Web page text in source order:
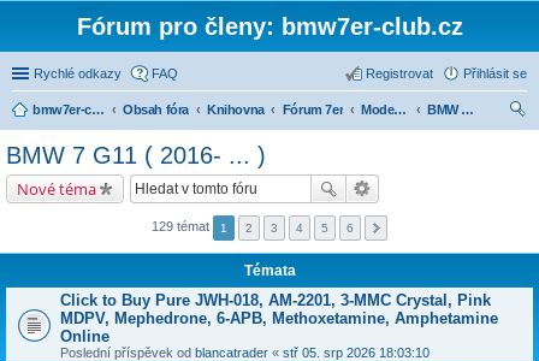
Fórum pro členy: bmw7er-club.cz
Rychlé odkazy FAQ Přihlásit se
Registrovat
bmw7er-club.cz Obsah fóra Knihovna Fórum 7er Modely BMW 7er
BMW 7 G11 ( 2016- ... )
BMW 7 G11 ( 2016- ... )
Nové téma
129 témat 1 2 3 4 5 6
Témata
Click to Buy Pure JWH-018, AM-2201, 3-MMC Crystal, Pink
MDPV, Mephedrone, 6-APB, Methoxetamine, Amphetamine
Online
Poslední příspěvek od blancatrader « stř 05. srp 2026 18:03:10